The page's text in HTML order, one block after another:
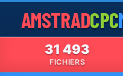
AMSTRADCPC
31 493
FICHIERS